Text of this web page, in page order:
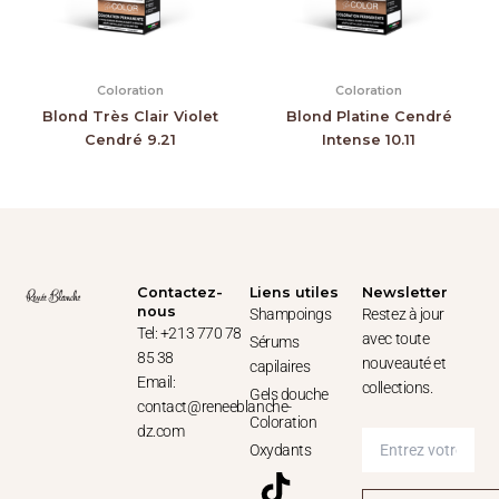
Coloration
Blond Très Clair Violet
Cendré 9.21
Coloration
Blond Platine Cendré
Intense 10.11
Contactez-
nous
Tel: +213 770 78
85 38
Email:
contact@reneeblanche-
dz.com
Liens utiles
Shampoings
Sérums
capilaires
Gels douche
Coloration
Oxydants
T
F
I
W
Newsletter
Restez à jour
avec toute
nouveauté et
collections.